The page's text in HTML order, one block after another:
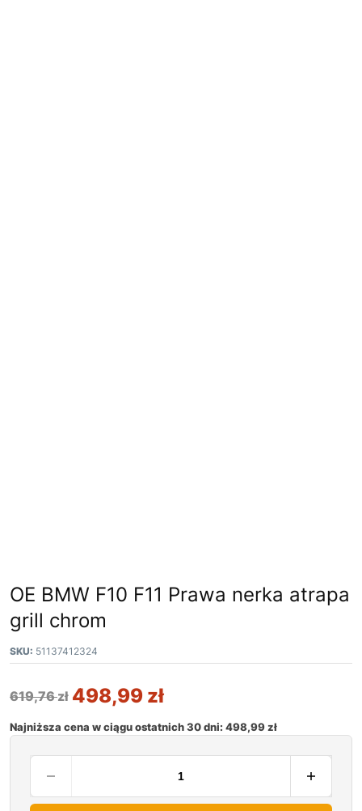
OE BMW F10 F11 Prawa nerka atrapa
grill chrom
SKU: 51137412324
619,76zł 498,99 zł
Najniższa cena w ciągu ostatnich 30 dni: 498,99zł